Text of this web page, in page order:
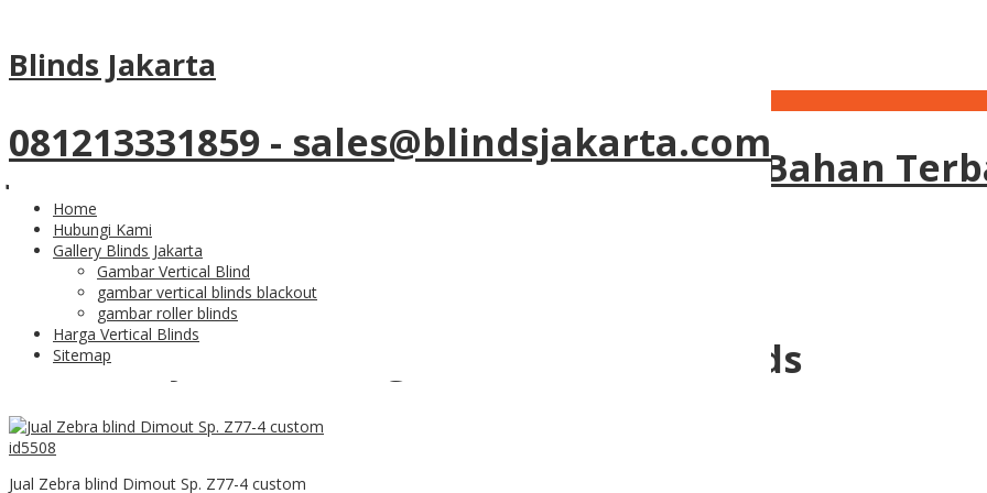
Blinds Jakarta
081213331859 - sales@blindsjakarta.com
Home
Hubungi Kami
Gallery Blinds Jakarta
Gambar Vertical Blind
gambar vertical blinds blackout
gambar roller blinds
Harga Vertical Blinds
Sitemap
Tag Archives:
Jual Zebra Blinds Dengan Aneka Warna Bahan
Dukurang tampilan ruangan anda dengan tirai pilihan terbaik dengan zebra blinds
Makin Nyaman Dengan Tirai Zebra Blinds
Jual Zebra blind Dimout Sp. Z77-4 custom